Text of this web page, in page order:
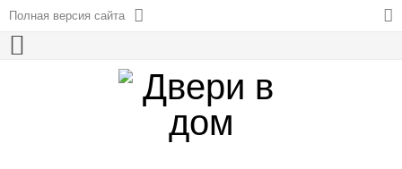
Полная версия сайта